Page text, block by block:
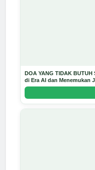
DOA YANG TIDAK
di Era AI dan Menemukan
Arda Dinata